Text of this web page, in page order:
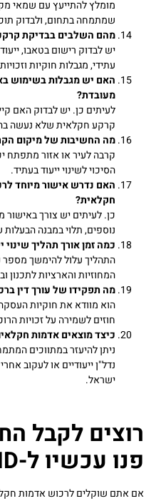
מומלץ להתייעץ עם שמאי
שמתמחה בתחום, ולבדוק
מהם השלבים בבדיקת
יש לבדוק רישום בטאבו,
עתידי, מגבלות חוקיות
האם יש מגבלות בשימוש
מעובדת?
לעיתים כן. יש לבדוק האם
קרקע חקלאית שלא נעשה
מה החשיבות של מיקום
קרבה לעיר או אזור מתפתח
הסיכוי לשינוי ייעוד בעתיד.
האם נדרש אישור מיוחד
חקלאית?
כן. לעיתים יש צורך באישור
נוספים, תלוי במבנה
כמה זמן אורך תהליך
התהליך עלול להימשך מספר
המחוזיות והארציות לתכנון
מה תפקידו של עורך דין
הוא מוודא את חוקיות
חוזים לשמירה על זכויות
כיצד מוצאים אדמות
ניתן להיעזר במתווכים
נדל"ן ייעודיים או לעקוב
ישראל.
רוצים לקבל
פנו עכשיו ל-ISRAELAND
אם אתם שוקלים לרכוש אדמות